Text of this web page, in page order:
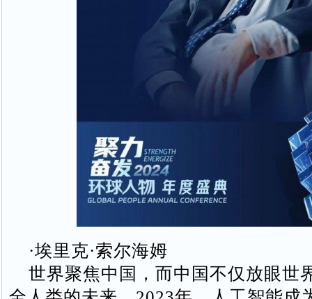
·埃里克·索尔海姆
世界聚焦中国，而中国不仅放眼世